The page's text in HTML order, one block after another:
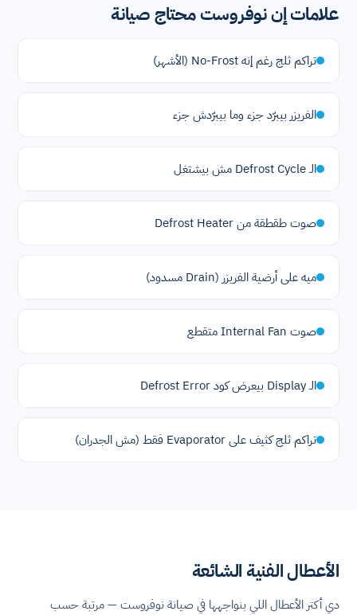
علامات إن نوفروست محتاج صيانة
تراكم ثلج رغم إنه No-Frost (الأشهر)
الفريزر بيبرّد جزء وما بيبرّدش جزء
الـ Defrost Cycle مش بيشتغل
صوت طقطقة من Defrost Heater
ميه على أرضية الفريزر (Drain مسدود)
صوت Internal Fan متقطع
الـ Display بيعرض كود Defrost Error
تراكم ثلج كثيف على Evaporator فقط (مش الجدران)
الأعطال الفنية الشائعة
دي أكتر الأعطال اللي بنواجهها في صيانة نوفروست — مرتبة حسب